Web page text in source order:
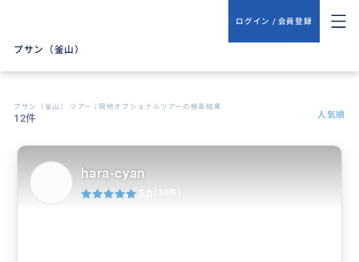
ログイン / 会員登録
プサン（釜山）
プサン（釜山） ツアー | 現地オプショナルツアーの検索結果
12件 人気順
hara-cyan
5.0 (30件)